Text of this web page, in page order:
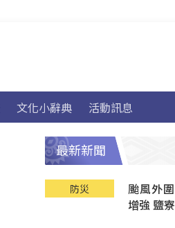
文化小辭典 活動訊息
最新新聞
防災
颱風外
增強 鹽